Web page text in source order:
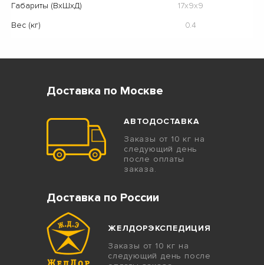
Габариты (ВхШхД)
17х9х9
Вес (кг)
0.4
Доставка по Москве
АВТОДОСТАВКА
Заказы от 10 кг на
следующий день
после оплаты
заказа.
Доставка по России
ЖЕЛДОРЭКСПЕДИЦИЯ
Заказы от 10 кг на
следующий день после